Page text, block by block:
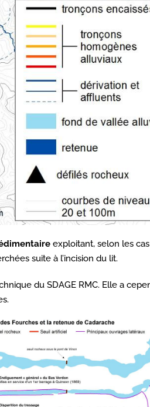
exploitant, selon les
suite à l’incision du lit.
du SDAGE RMC. Elle a